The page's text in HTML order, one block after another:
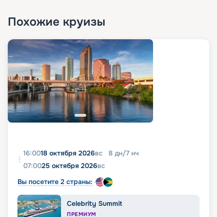
Похожие круизы
16:0018 октября 2026вс 8 дн/7 нч
07:0025 октября 2026вс
Вы посетите 2 страны:
Celebrity Summit
ПРЕМИУМ